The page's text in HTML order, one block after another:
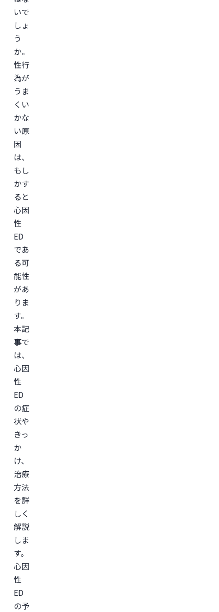
いで
しょ
う
か。
性行
為が
うま
くい
かな
い原
因
は、
もし
かす
ると
心因
性
ED
であ
る可
能性
があ
りま
す。
本記
事で
は、
心因
性
ED
の症
状や
きっ
か
け、
治療
方法
を詳
しく
解説
しま
す。
心因
性
ED
の予